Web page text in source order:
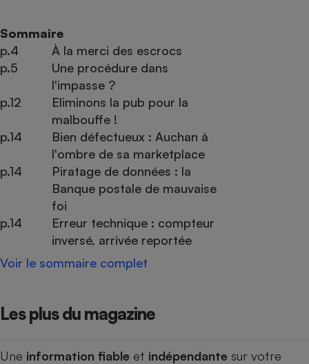
Sommaire
p.4
À la merci des escrocs
p.5
Une procédure dans
l'impasse ?
p.12
Eliminons la pub pour la
malbouffe !
p.14
Bien défectueux : Auchan à
l'ombre de sa marketplace
p.14
Piratage de données : la
Banque postale de mauvaise
foi
p.14
Erreur technique : compteur
inversé, arrivée reportée
Voir le sommaire complet
Les plus du magazine
Une information fiable et indépendante sur votre